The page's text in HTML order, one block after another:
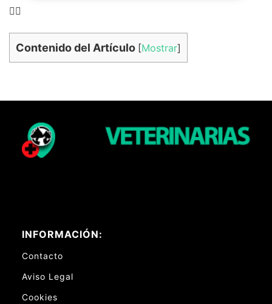
👉🏻
Contenido del Artículo [Mostrar]
INFORMACIÓN:
Contacto
Aviso Legal
Cookies